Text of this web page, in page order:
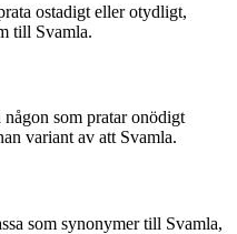
ostadigt eller otydligt,
till Svamla.
som pratar onödigt
variant av att Svamla.
som synonymer till Svamla,